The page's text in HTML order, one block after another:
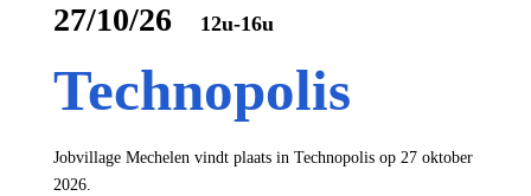
27/10/26 12u-16u
Technopolis
Jobvillage Mechelen vindt plaats in Technopolis op 27 oktober
2026.